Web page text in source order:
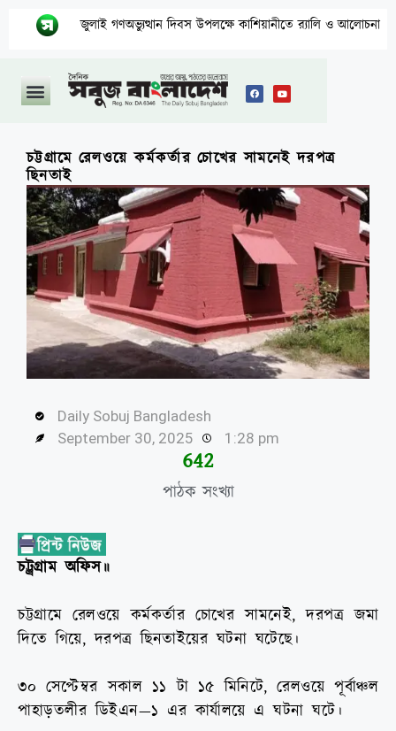
জুলাই গণঅভ্যুত্থান দিবস উপলক্ষে কাশিয়ানীতে র‍্যালি ও আলোচনা সভা অনুষ্ঠিত
চট্টগ্রামে রেলওয়ে কর্মকর্তার চোখের সামনেই দরপত্র
ছিনতাই
Daily Sobuj Bangladesh
September 30, 2025
1:28 pm
পাঠক সংখ্যা
644
চট্ট্রগ্রাম অফিস॥
চট্টগ্রামে রেলওয়ে কর্মকর্তার চোখের সামনেই,দরপত্র জমা
দিতে গিয়ে,দরপত্র ছিনতাইয়ের ঘটনা ঘটেছে।
৩০ সেপ্টেম্বর সকাল ১১ টা ১৫ মিনিটে,রেলওয়ে পূর্বাঞ্চল
পাহাড়তলীর ডিইএন—১ এর কার্যালয়ে এ ঘটনা ঘটে।